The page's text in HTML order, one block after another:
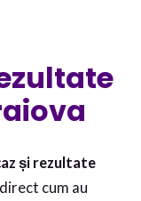
și rezultate
cum au